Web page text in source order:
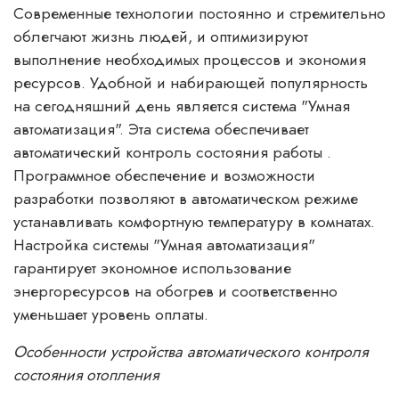
Современные технологии постоянно и стремительно
облегчают жизнь людей, и оптимизируют
выполнение необходимых процессов и экономия
ресурсов. Удобной и набирающей популярность
на сегодняшний день является система "Умная
автоматизация". Эта система обеспечивает
автоматический контроль состояния работы .
Программное обеспечение и возможности
разработки позволяют в автоматическом режиме
устанавливать комфортную температуру в комнатах.
Настройка системы "Умная автоматизация"
гарантирует экономное использование
энергоресурсов на обогрев и соответственно
уменьшает уровень оплаты.
Особенности устройства автоматического контроля
состояния отопления